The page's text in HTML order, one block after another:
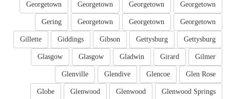
Georgetown
Georgetown
Georgetown
Georgetown
Georgetown
Georgetown
Georgetown
Gering
Gettysburg
Gettysburg
Gibson
Giddings
Gillette
Gilmer
Girard
Gladwin
Glasgow
Glasgow
Glen Rose
Glencoe
Glendive
Glenville
Glenwood Springs
Glenwood
Glenwood
Globe